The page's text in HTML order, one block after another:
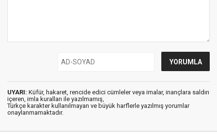
UYARI: Küfür, hakaret, rencide edici cümleler veya imalar, inançlara saldırı
içeren, imla kuralları ile yazılmamış,
Türkçe karakter kullanılmayan ve büyük harflerle yazılmış yorumlar
onaylanmamaktadır.